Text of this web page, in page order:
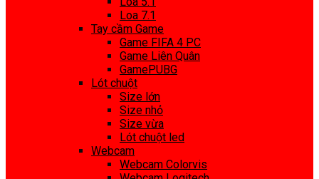
Loa 7.1
Tay cầm Game
Game FIFA 4 PC
Game Liên Quân
GamePUBG
Lót chuột
Size lớn
Size nhỏ
Size vừa
Lót chuột led
Webcam
Webcam Colorvis